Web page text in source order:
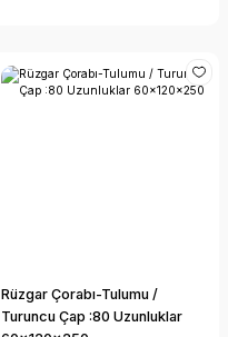
Rüzgar Çorabı-Tulumu /
Turuncu Çap :80 Uzunluklar